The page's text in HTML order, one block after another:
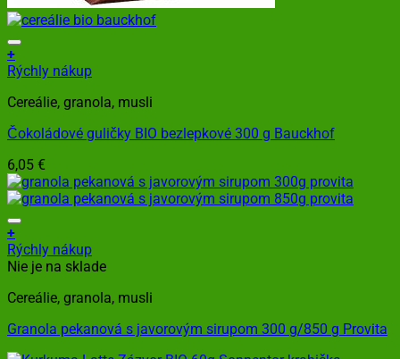
+
Rýchly nákup
Cereálie, granola, musli
Čokoládové guličky BIO bezlepkové 300 g Bauckhof
6,05 €
+
Rýchly nákup
Nie je na sklade
Cereálie, granola, musli
Granola pekanová s javorovým sirupom 300 g/850 g Provita